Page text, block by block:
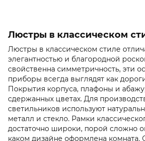
Люстры в классическом
Люстры в классическом стиле
элегантностью и благородной
свойственна симметричность, эти
приборы всегда выглядят как
Покрытия корпуса, плафоны и
сдержанных цветах. Для
светильников используют
металл и стекло. Рамки
достаточно широки, порой сложно
каком дизайне оформлена комната.